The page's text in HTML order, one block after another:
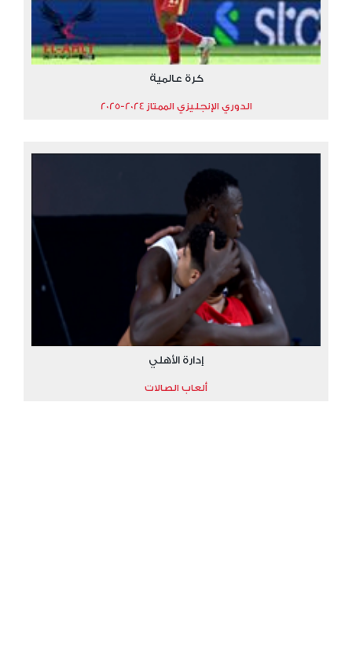
كرة عالمية
الدوري الإنجليزي الممتاز 2024-2025
إدارة الأهلي
ألعاب الصالات